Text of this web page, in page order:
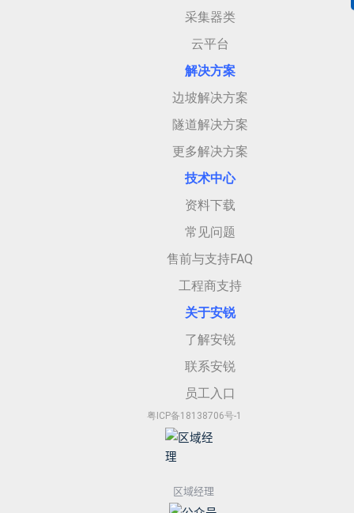
采集器类
云平台
解决方案
边坡解决方案
隧道解决方案
更多解决方案
技术中心
资料下载
常见问题
售前与支持FAQ
工程商支持
关于安锐
了解安锐
联系安锐
员工入口
粤ICP备18138706号-1
区域经理